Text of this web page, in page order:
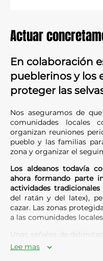
Actuar
En colaboración
pueblerinos y los
proteger las
Nos aseguramos de
comunidades locales
organizan reuniones
pueblo y las familias
zona y organizar el
Los aldeanos todavía
ahora formando parte
actividades tradicionales
del ratán y del latex),
cazar. Las zonas
a las comunidades
Unas señales de
de las zonas protegidas,
Lee mas